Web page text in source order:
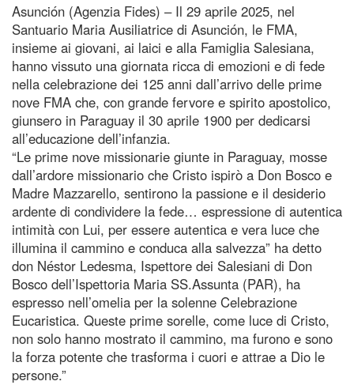
Asunción (Agenzia Fides) – Il 29 aprile 2025, nel
Santuario Maria Ausiliatrice di Asunción, le FMA,
insieme ai giovani, ai laici e alla Famiglia Salesiana,
hanno vissuto una giornata ricca di emozioni e di fede
nella celebrazione dei 125 anni dall’arrivo delle prime
nove FMA che, con grande fervore e spirito apostolico,
giunsero in Paraguay il 30 aprile 1900 per dedicarsi
all’educazione dell’infanzia.
“Le prime nove missionarie giunte in Paraguay, mosse
dall’ardore missionario che Cristo ispirò a Don Bosco e
Madre Mazzarello, sentirono la passione e il desiderio
ardente di condividere la fede… espressione di autentica
intimità con Lui, per essere autentica e vera luce che
illumina il cammino e conduca alla salvezza” ha detto
don Néstor Ledesma, Ispettore dei Salesiani di Don
Bosco dell’Ispettoria Maria SS.Assunta (PAR), ha
espresso nell’omelia per la solenne Celebrazione
Eucaristica. Queste prime sorelle, come luce di Cristo,
non solo hanno mostrato il cammino, ma furono e sono
la forza potente che trasforma i cuori e attrae a Dio le
persone.”